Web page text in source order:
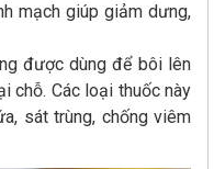
mạch giúp giảm dưng,
được dùng để bôi lên
chỗ. Các loại thuốc này
sát trùng, chống viêm